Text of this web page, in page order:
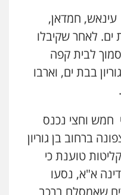
עינאש, חמדאן,
לאחר שקיבלו
לבית קפה
בבת ים, וארבו
חמש וחצי נכנס
ברחוב בן גוריון
טוענת כי
א"א, נסעו
שאמסלם ברכב